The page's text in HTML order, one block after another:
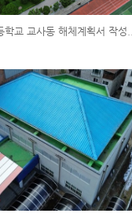
학교 교사동 해체계획서 작성..